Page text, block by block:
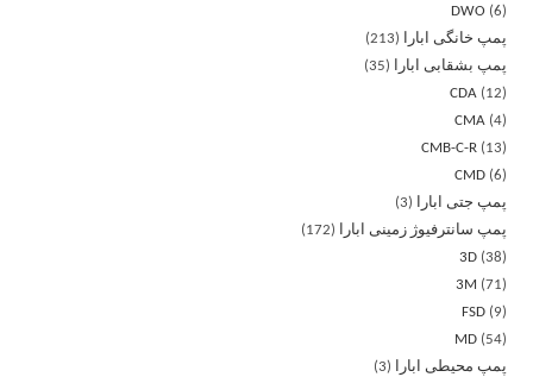
DWO
6
پمپ خانگی ابارا
213
پمپ بشقابی ابارا
35
CDA
12
CMA 4
CMB-C-R
13
CMD 6
پمپ جتی ابارا
3
پمپ سانترفیوژ زمینی ابارا
172
3D 38
3M
71
FSD
9
MD
54
پمپ محیطی ابارا
3